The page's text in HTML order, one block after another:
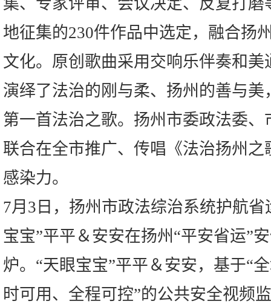
集、专家评审、会议决定、反复打
地征集的230件作品中选定，融合扬
文化。原创歌曲采用交响乐伴奏和
演绎了法治的刚与柔、扬州的善与美
第一首法治之歌。扬州市委政法委
联合在全市推广、传唱《法治扬州
感染力。
7月3日，扬州市政法综治系统护航
宝宝”平平＆安安在扬州“平安省运”
炉。“天眼宝宝”平平＆安安，基于“
时可用、全程可控”的公共安全视频